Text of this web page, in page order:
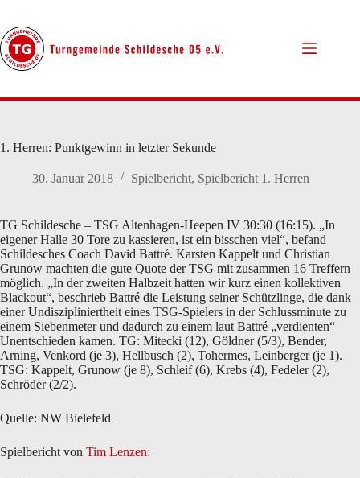
springen
1. Herren: Punktgewinn in letzter Sekunde
30. Januar 2018 Spielbericht, Spielbericht 1. Herren
TG Schildesche – TSG Altenhagen-Heepen IV 30:30 (16:15). „In
eigener Halle 30 Tore zu kassieren, ist ein bisschen viel“, befand
Schildesches Coach David Battré. Karsten Kappelt und Christian
Grunow machten die gute Quote der TSG mit zusammen 16 Treffern
möglich. „In der zweiten Halbzeit hatten wir kurz einen kollektiven
Blackout“, beschrieb Battré die Leistung seiner Schützlinge, die dank
einer Undiszipliniertheit eines TSG-Spielers in der Schlussminute zu
einem Siebenmeter und dadurch zu einem laut Battré „verdienten“
Unentschieden kamen. TG: Mitecki (12), Göldner (5/3), Bender,
Arning, Venkord (je 3), Hellbusch (2), Tohermes, Leinberger (je 1).
TSG: Kappelt, Grunow (je 8), Schleif (6), Krebs (4), Fedeler (2),
Schröder (2/2).
Quelle: NW Bielefeld
Spielbericht von Tim Lenzen: